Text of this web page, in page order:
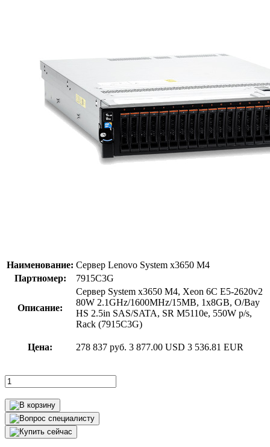
Наименование: Сервер Lenovo System x3650 M4
Партномер:
7915C3G
Описание:
Сервер System x3650 M4, Xeon 6C E5-2620v2
80W 2.1GHz/1600MHz/15MB, 1x8GB, O/Bay
HS 2.5in SAS/SATA, SR M5110e, 550W p/s,
Rack (7915C3G)
Цена: 278 837 руб. 3 877.00 USD 3 536.81 EUR